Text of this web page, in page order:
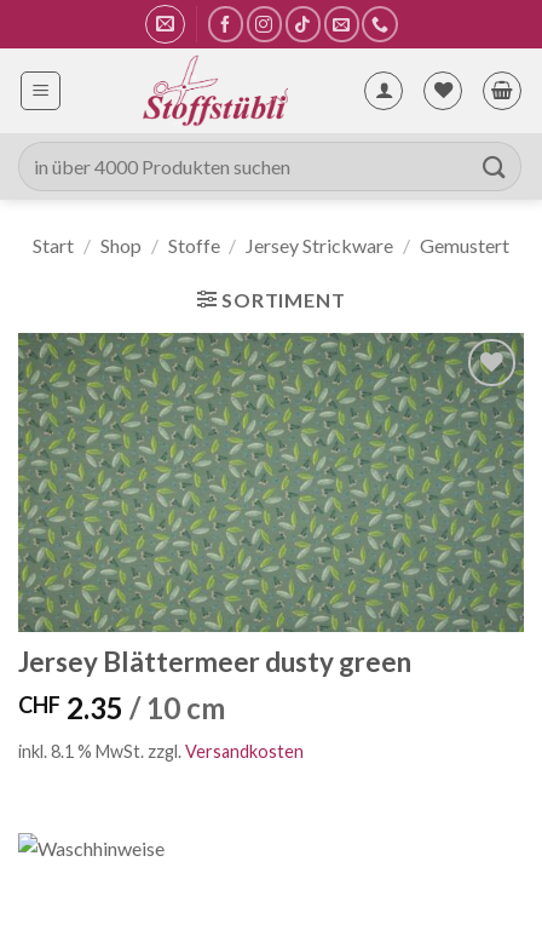
Inhalt
springen
Suche
nach:
Start / Shop / Stoffe / Jersey Strickware / Gemustert
SORTIMENT
Jersey Blättermeer dusty green
CHF 2.35 / 10 cm
inkl. 8.1 % MwSt. zzgl.Versandkosten